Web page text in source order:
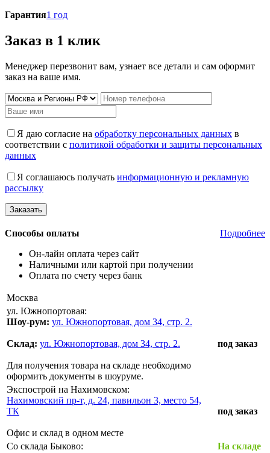
Гарантия1 год
Заказ в 1 клик
Менеджер перезвонит вам, узнает все детали и сам оформит
заказ на ваше имя.
Я даю согласие на обработку персональных данных в
соответствии с политикой обработки и защиты персональных
данных
Я соглашаюсь получать информационную и рекламную
рассылку
Способы оплаты
Подробнее
Он-лайн оплата через сайт
Наличными или картой при получении
Оплата по счету через банк
Москва
ул. Южнопортовая:
Шоу-рум: ул. Южнопортовая, дом 34, стр. 2.
Склад: ул. Южнопортовая, дом 34, стр. 2.
Для получения товара на складе необходимо
оформить документы в шоуруме.
под заказ
Экспострой на Нахимовском:
Нахимовский пр-т, д. 24, павильон 3, место 54,
ТК
Офис и склад в одном месте
под заказ
Со склада Быково:
На складе